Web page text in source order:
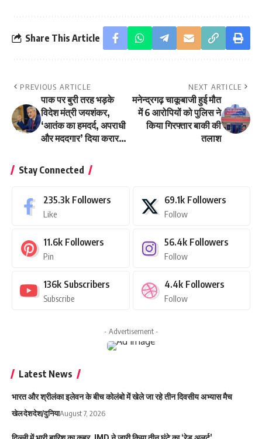
Share This Article
PREVIOUS ARTICLE
पाक पर बुरी तरह भड़के
विदेश मंत्री जयशंकर,
‘आतंक का हमदर्द, अपराधी
और मददगार’ दिया करार…
NEXT ARTICLE
मनेन्द्रगढ़ चाकूबाजी हुई मौत
में 6 आरोपियों को पुलिस ने
किया गिरफ्तार बाकी की
तलाश
Stay Connected
235.3k Followers
Like
69.1k Followers
Follow
11.6k Followers
Pin
56.4k Followers
Follow
136k Subscribers
Subscribe
4.4k Followers
Follow
- Advertisement -
Latest News
भारत और श्रीलंका इलेवन के बीच कोलंबो में खेले जा रहे तीन दिवसीय अभ्यास मैच
खेलदेशदेश/दुनियाAugust 7, 2026